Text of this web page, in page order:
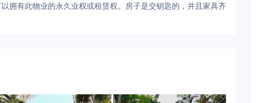
拥有此物业的永久业权或租赁权。房子是交钥匙的，并且家具齐